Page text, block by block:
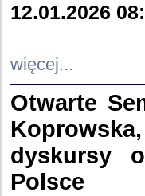
12.01.2026
więcej...
Otwarte
dyskursy
Polsce